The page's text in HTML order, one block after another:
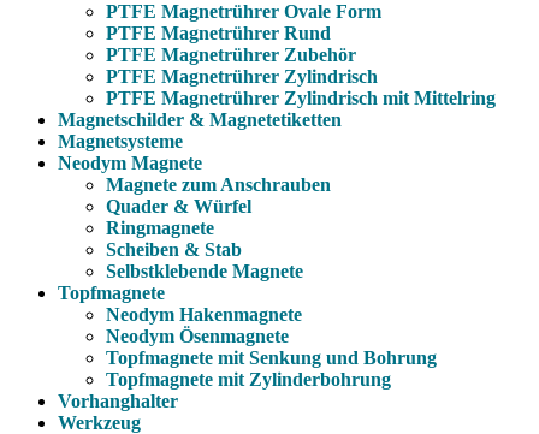
PTFE Magnetrührer Ovale Form
PTFE Magnetrührer Rund
PTFE Magnetrührer Zubehör
PTFE Magnetrührer Zylindrisch
PTFE Magnetrührer Zylindrisch mit Mittelring
Magnetschilder & Magnetetiketten
Magnetsysteme
Neodym Magnete
Magnete zum Anschrauben
Quader & Würfel
Ringmagnete
Scheiben & Stab
Selbstklebende Magnete
Topfmagnete
Neodym Hakenmagnete
Neodym Ösenmagnete
Topfmagnete mit Senkung und Bohrung
Topfmagnete mit Zylinderbohrung
Vorhanghalter
Werkzeug